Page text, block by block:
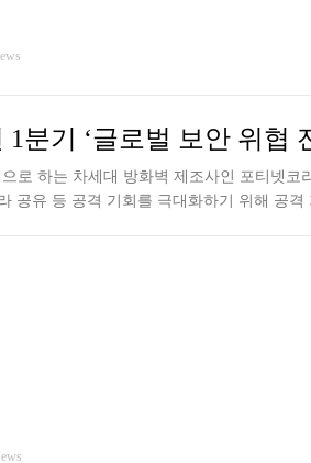
1분기 ‘글로벌 보안 위
로 하는 차세대 방화벽 제조사인 포티넷코
공유 등 공격 기회를 극대화하기 위해 공